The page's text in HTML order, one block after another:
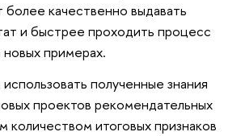
более качественно выдавать
и быстрее проходить процесс
примерах.
полученные знания
проектов рекомендательных
количеством итоговых признаков